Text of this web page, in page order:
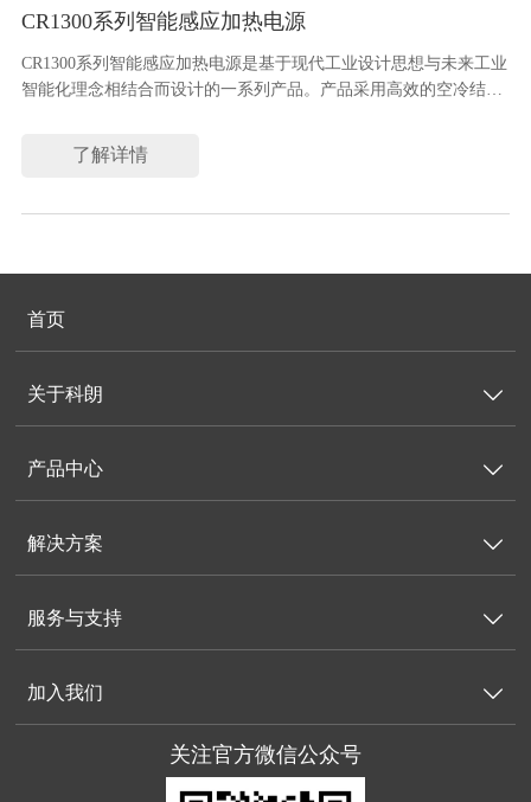
CR1300系列智能感应加热电源
CR1300系列智能感应加热电源是基于现代工业设计思想与未来工业
智能化理念相结合而设计的一系列产品。产品采用高效的空冷结构
踪，输出功率0~100%无极可调。
了解详情
首页
关于科朗 
产品中心 
解决方案 
服务与支持 
加入我们 
关注官方微信公众号